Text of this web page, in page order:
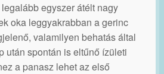
egyszer átélt nagy
oka leggyakrabban a gerinc
valamilyen behatás által
után spontán is eltűnő ízületi
a panasz lehet az első